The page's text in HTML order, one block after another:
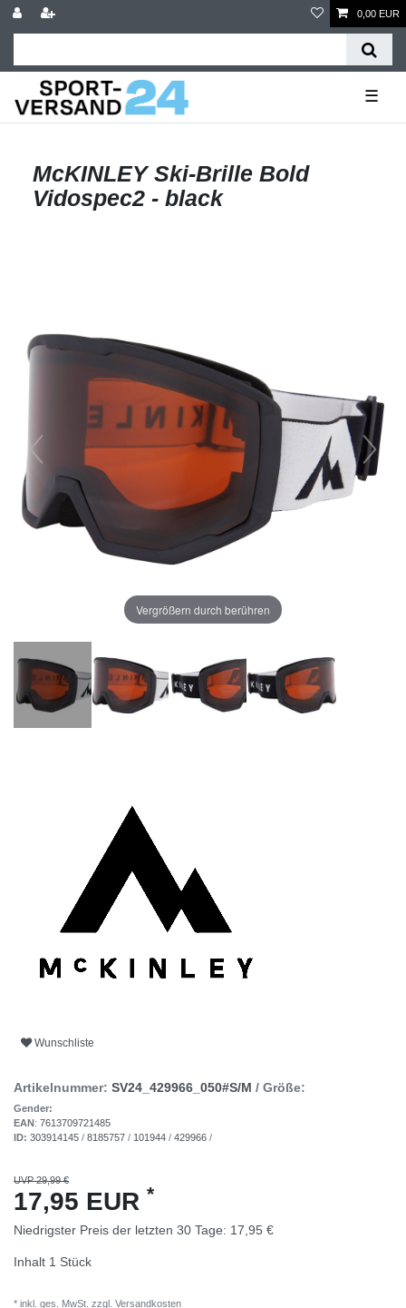
0,00 EUR
☰
McKINLEY Ski-Brille Bold
Vidospec2 - black
Vergrößern durch berühren
Wunschliste
Artikelnummer: SV24_429966_050#S/M / Größe:
Gender:
EAN: 7613709721485
ID: 303914145 / 8185757 / 101944 / 429966 /
UVP 29,99 €
17,95 EUR *
Niedrigster Preis der letzten 30 Tage: 17,95 €
Inhalt 1 Stück
* inkl. ges. MwSt. zzgl. Versandkosten